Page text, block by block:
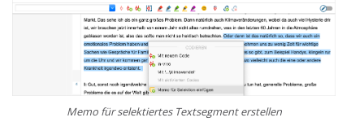
Memo für selektiertes Textsegment erstellen